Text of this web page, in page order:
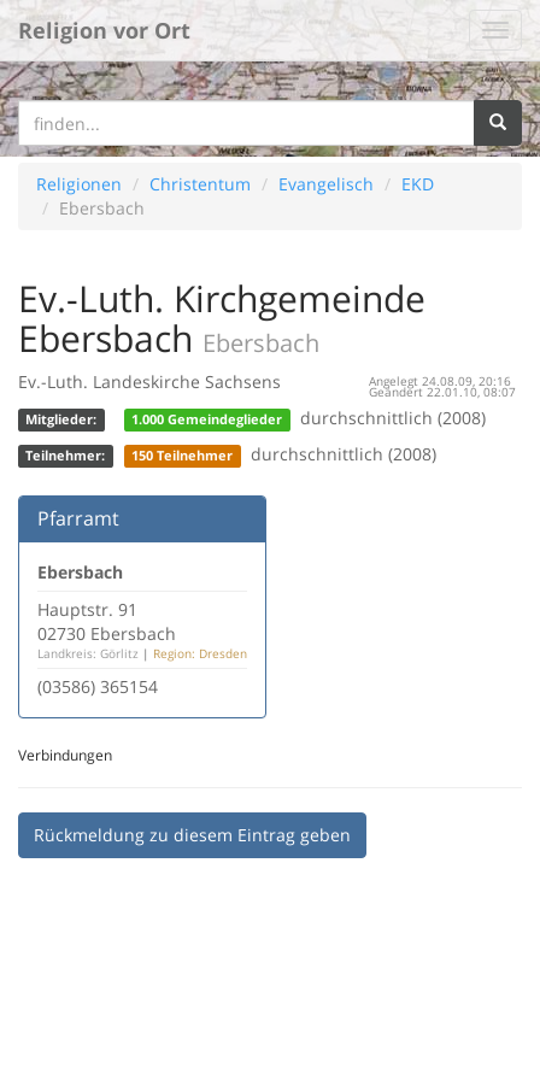
Religion vor Ort
Religionen Christentum Evangelisch
EKD
Ebersbach
Ev.-Luth. Kirchgemeinde
Ebersbach Ebersbach
Angelegt 24.08.09, 20:16
Geändert 22.01.10, 08:07
Ev.-Luth. Landeskirche Sachsens
Mitglieder: 1.000 Gemeindeglieder durchschnittlich (2008)
Teilnehmer: 150 Teilnehmer durchschnittlich (2008)
Pfarramt
Ebersbach
Hauptstr. 91
02730 Ebersbach
Landkreis: Görlitz | Region: Dresden
(03586) 365154
Verbindungen
Rückmeldung zu diesem Eintrag geben